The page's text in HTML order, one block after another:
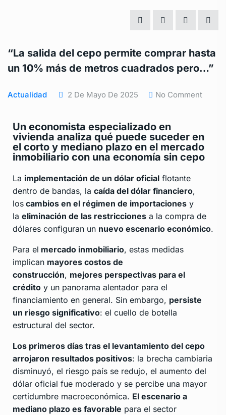
“La salida del cepo permite comprar hasta
un 10% más de metros cuadrados pero…”
Actualidad 2 De Mayo De 2025 No Comment
Un economista especializado en
vivienda analiza qué puede suceder en
el corto y mediano plazo en el mercado
inmobiliario con una economía sin cepo
La implementación de un dólar oficial flotante
dentro de bandas, la caída del dólar financiero,
los cambios en el régimen de importaciones y
la eliminación de las restricciones a la compra de
dólares configuran un nuevo escenario económico.
Para el mercado inmobiliario, estas medidas
implican mayores costos de
construcción, mejores perspectivas para el
crédito y un panorama alentador para el
financiamiento en general. Sin embargo, persiste
un riesgo significativo: el cuello de botella
estructural del sector.
Los primeros días tras el levantamiento del cepo
arrojaron resultados positivos: la brecha cambiaria
disminuyó, el riesgo país se redujo, el aumento del
dólar oficial fue moderado y se percibe una mayor
certidumbre macroeconómica. El escenario a
mediano plazo es favorable para el sector